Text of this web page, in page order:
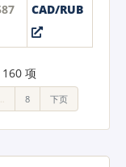
CAD/RUB
项
8 下页